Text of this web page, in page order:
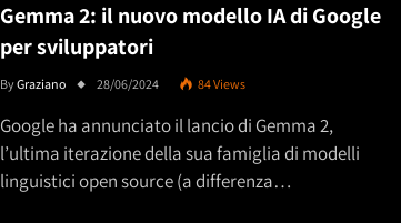
Gemma 2: il nuovo modello IA di Google
per sviluppatori
ByGraziano 28/06/2024 84Views
Google ha annunciato il lancio di Gemma 2,
l’ultima iterazione della sua famiglia di modelli
linguistici open source (a differenza…